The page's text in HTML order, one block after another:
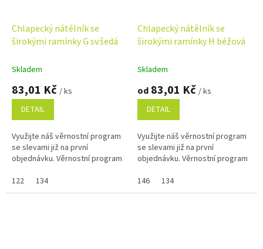
Chlapecký nátělník se
širokými ramínky G sv.šedá
Skladem
83,01 Kč / ks
DETAIL
Využijte náš věrnostní program
se slevami již na první
objednávku. Věrnostní program
122
134
Chlapecký nátělník se
širokými ramínky H béžová
Skladem
od 83,01 Kč / ks
DETAIL
Využijte náš věrnostní program
se slevami již na první
objednávku. Věrnostní program
146
134